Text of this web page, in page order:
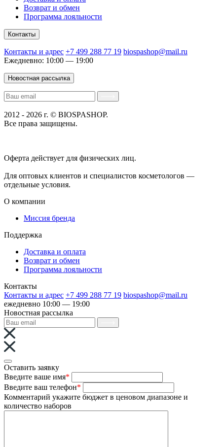
Возврат и обмен
Программа лояльности
Контакты
Контакты и адрес +7 499 288 77 19 biospashop@mail.ru
Ежедневно: 10:00 — 19:00
Новостная рассылка
2012 - 2026 г. © BIOSPASHOP.
Все права защищены.
Оферта действует для физических лиц.
Для оптовых клиентов и специалистов косметологов —
отдельные условия.
О компании
Миссия бренда
Поддержка
Доставка и оплата
Возврат и обмен
Программа лояльности
Контакты
Контакты и адрес +7 499 288 77 19 biospashop@mail.ru
ежедневно 10:00 — 19:00
Новостная рассылка
Оставить заявку
Введите ваше имя*
Введите ваш телефон*
Комментарий укажите бюджет в ценовом диапазоне и
количество наборов